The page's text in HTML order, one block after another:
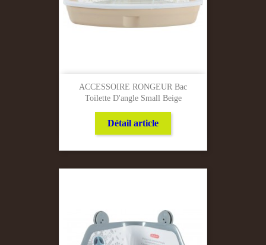
ACCESSOIRE RONGEUR Bac
Toilette D'angle Small Beige
Détail article